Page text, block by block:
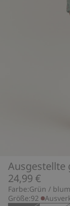
Ausgestellte
24,99 €
Farbe:Grün /
Größe:92